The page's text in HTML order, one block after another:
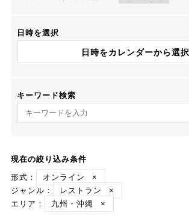
日時を選択
日時をカレンダーから選択
キーワード検索
キーワード検索
現在の絞り込み条件
形式：
オンライン
×
ジャンル：
レストラン
×
エリア：
九州・沖縄 ×